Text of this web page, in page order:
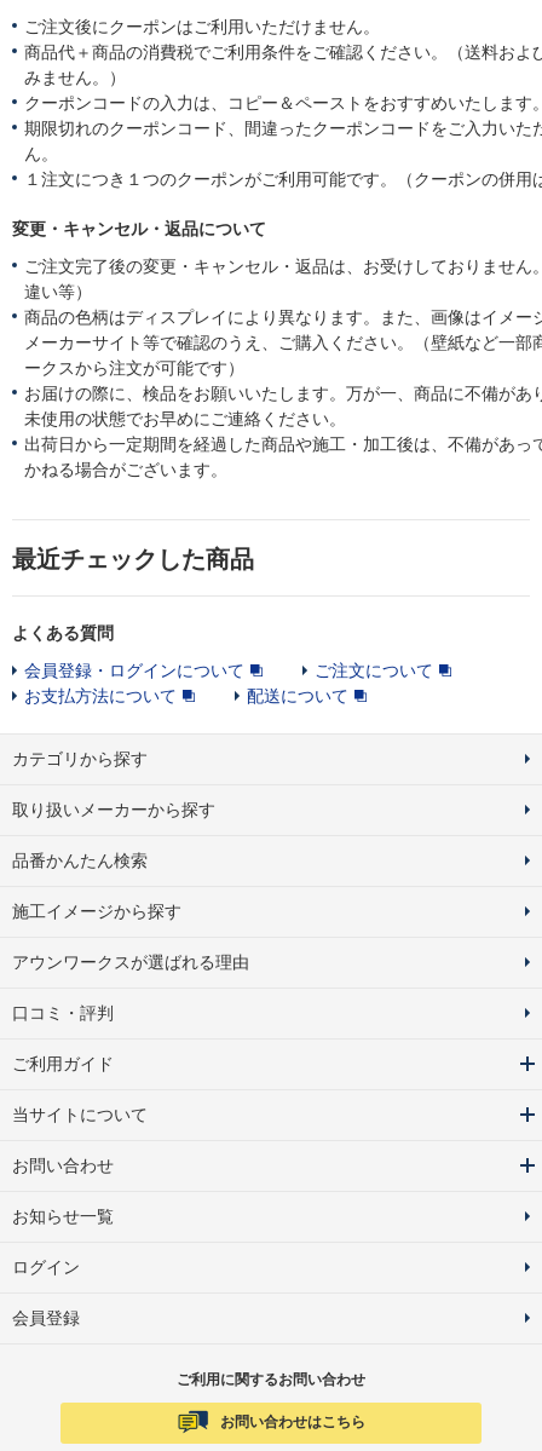
ご注文後にクーポンはご利用いただけません。
商品代＋商品の消費税でご利用条件をご確認ください。（送料およ
みません。）
クーポンコードの入力は、コピー＆ペーストをおすすめいたします
期限切れのクーポンコード、間違ったクーポンコードをご入力いた
ん。
１注文につき１つのクーポンがご利用可能です。（クーポンの併用
変更・キャンセル・返品について
ご注文完了後の変更・キャンセル・返品は、お受けしておりません
違い等）
商品の色柄はディスプレイにより異なります。また、画像はイメー
メーカーサイト等で確認のうえ、ご購入ください。（壁紙など一部
ークスから注文が可能です）
お届けの際に、検品をお願いいたします。万が一、商品に不備があ
未使用の状態でお早めにご連絡ください。
出荷日から一定期間を経過した商品や施工・加工後は、不備があっ
かねる場合がございます。
最近チェックした商品
よくある質問
会員登録・ログインについて
ご注文について
お支払方法について
配送について
カテゴリから探す
取り扱いメーカーから探す
品番かんたん検索
施工イメージから探す
アウンワークスが選ばれる理由
口コミ・評判
ご利用ガイド
当サイトについて
お問い合わせ
お知らせ一覧
ログイン
会員登録
ご利用に関するお問い合わせ
お問い合わせはこちら